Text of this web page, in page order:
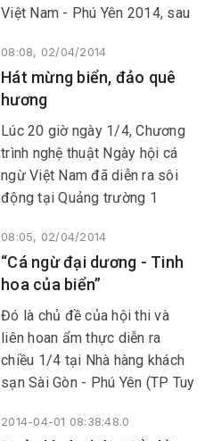
Việt Nam - Phú Yên 2014, sau
sự kiện quy mô lớn.
08:08, 02/04/2014
Hát mừng biển, đảo quê
hương
Lúc 20 giờ ngày 1/4, Chương
trình nghệ thuật Ngày hội cá
ngừ Việt Nam đã diễn ra sôi
động tại Quảng trường 1
đông đảo nhân dân và du
khách.
08:05, 02/04/2014
“Cá ngừ đại dương - Tinh
hoa của biển”
Đó là chủ đề của hội thi và
liên hoan ẩm thực diễn ra
chiều 1/4 tại Nhà hàng khách
sạn Sài Gòn - Phú Yên (TP Tuy
động đặc sắc trong khuôn khổ
2014-04-01 08:38:48.0